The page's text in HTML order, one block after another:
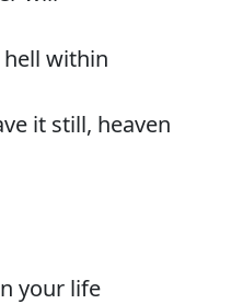
hell within
it still, heaven
your life